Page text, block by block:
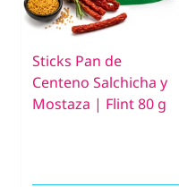
Sticks Pan de
Centeno Salchicha y
Mostaza | Flint 80 g